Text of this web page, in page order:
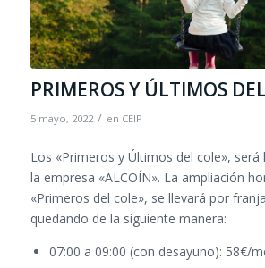
PRIMEROS Y ÚLTIMOS
5 mayo, 2022 / en CEIP
Los «Primeros y Últimos del cole»,
la empresa «ALCOÍN». La ampliación
«Primeros del cole», se llevará por
quedando de la siguiente manera:
07:00 a 09:00 (con desayuno): 58€/